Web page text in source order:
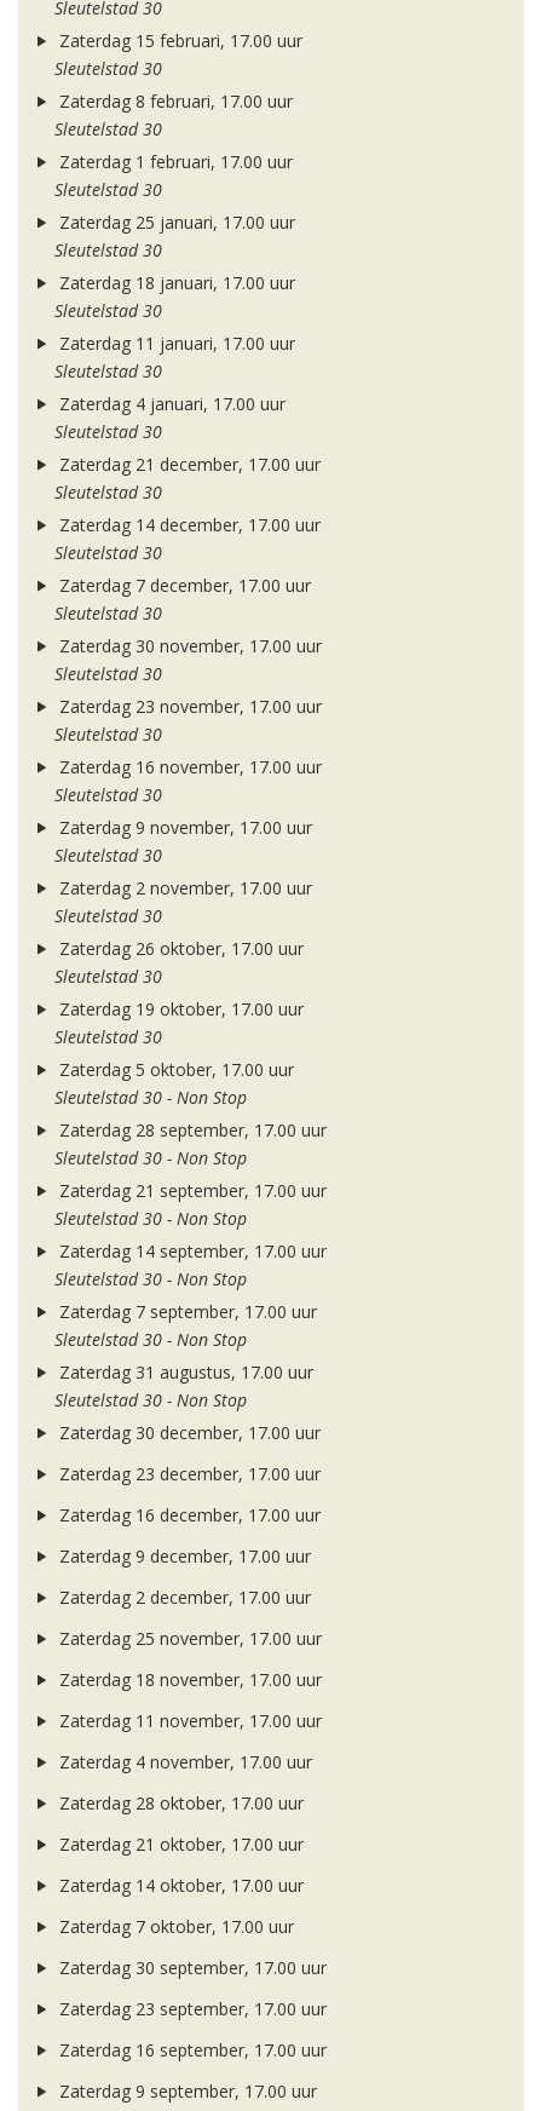
Sleutelstad 30
Zaterdag 15 februari, 17.00 uur
Sleutelstad 30
Zaterdag 8 februari, 17.00 uur
Sleutelstad 30
Zaterdag 1 februari, 17.00 uur
Sleutelstad 30
Zaterdag 25 januari, 17.00 uur
Sleutelstad 30
Zaterdag 18 januari, 17.00 uur
Sleutelstad 30
Zaterdag 11 januari, 17.00 uur
Sleutelstad 30
Zaterdag 4 januari, 17.00 uur
Sleutelstad 30
Zaterdag 21 december, 17.00 uur
Sleutelstad 30
Zaterdag 14 december, 17.00 uur
Sleutelstad 30
Zaterdag 7 december, 17.00 uur
Sleutelstad 30
Zaterdag 30 november, 17.00 uur
Sleutelstad 30
Zaterdag 23 november, 17.00 uur
Sleutelstad 30
Zaterdag 16 november, 17.00 uur
Sleutelstad 30
Zaterdag 9 november, 17.00 uur
Sleutelstad 30
Zaterdag 2 november, 17.00 uur
Sleutelstad 30
Zaterdag 26 oktober, 17.00 uur
Sleutelstad 30
Zaterdag 19 oktober, 17.00 uur
Sleutelstad 30
Zaterdag 5 oktober, 17.00 uur
Sleutelstad 30 - Non Stop
Zaterdag 28 september, 17.00 uur
Sleutelstad 30 - Non Stop
Zaterdag 21 september, 17.00 uur
Sleutelstad 30 - Non Stop
Zaterdag 14 september, 17.00 uur
Sleutelstad 30 - Non Stop
Zaterdag 7 september, 17.00 uur
Sleutelstad 30 - Non Stop
Zaterdag 31 augustus, 17.00 uur
Sleutelstad 30 - Non Stop
Zaterdag 30 december, 17.00 uur
Zaterdag 23 december, 17.00 uur
Zaterdag 16 december, 17.00 uur
Zaterdag 9 december, 17.00 uur
Zaterdag 2 december, 17.00 uur
Zaterdag 25 november, 17.00 uur
Zaterdag 18 november, 17.00 uur
Zaterdag 11 november, 17.00 uur
Zaterdag 4 november, 17.00 uur
Zaterdag 28 oktober, 17.00 uur
Zaterdag 21 oktober, 17.00 uur
Zaterdag 14 oktober, 17.00 uur
Zaterdag 7 oktober, 17.00 uur
Zaterdag 30 september, 17.00 uur
Zaterdag 23 september, 17.00 uur
Zaterdag 16 september, 17.00 uur
Zaterdag 9 september, 17.00 uur